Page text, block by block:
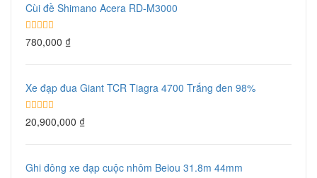
Cùi đề Shimano Acera RD-M3000
780,000 ₫
Xe đạp đua Giant TCR Tiagra 4700 Trắng đen 98%
20,900,000 ₫
Ghi đông xe đạp cuộc nhôm Beiou 31.8m 44mm